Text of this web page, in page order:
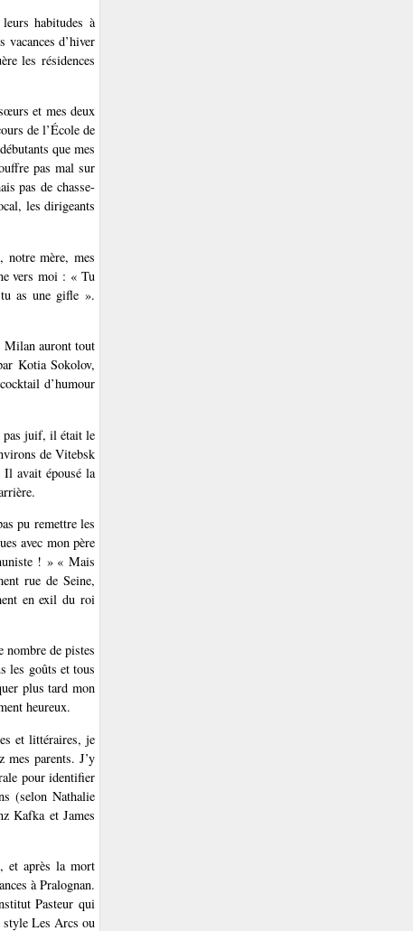
habitudes à
d’hiver
les résidences
et mes deux
de l’École de
que mes
pas mal sur
pas de chasse-
les dirigeants
mère, mes
vers moi : « Tu
as une gifle ».
Milan auront tout
Kotia Sokolov,
d’humour
pas juif, il était le
de Vitebsk
Il avait épousé la
pu remettre les
avec mon père
! » « Mais
rue de Seine,
en exil du roi
nombre de pistes
les goûts et tous
plus tard mon
heureux.
et littéraires, je
mes parents. J’y
pour identifier
(selon Nathalie
Kafka et James
et après la mort
à Pralognan.
Pasteur qui
style Les Arcs ou